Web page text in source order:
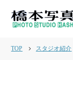
TOP スタジオ紹介